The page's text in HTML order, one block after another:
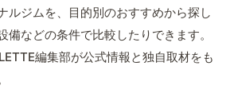
ルジムを、目的別のおすすめから探し
備などの条件で比較したりできます。
編集部が公式情報と独自取材をも